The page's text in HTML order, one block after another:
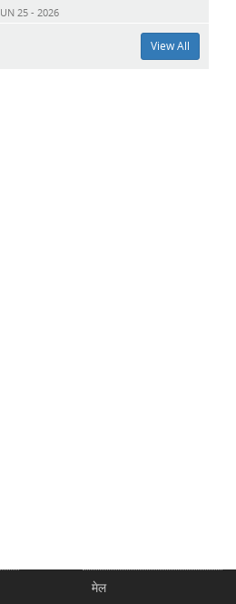
25 - 2026
View All
मेल